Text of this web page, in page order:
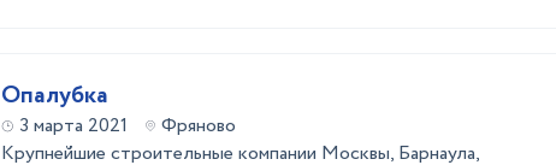
Опалубка
3 марта 2021
Фряново
Крупнейшие строительные компании Москвы, Барнаула,